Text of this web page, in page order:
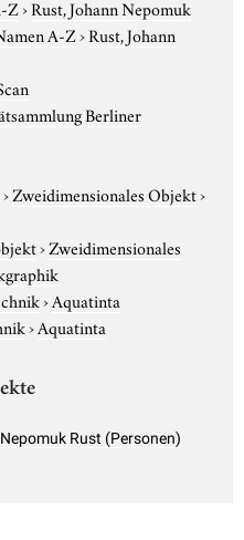
Z›Rust, Johann Nepomuk
A-Z›Rust, Johann
Berliner
›Zweidimensionales Objekt›
›Zweidimensionales
›Aquatinta
›Aquatinta
Rust (Personen)